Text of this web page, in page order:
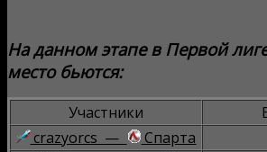
На данном этапе в Первой
место бьются:
Участники
crazyorcs —
Спарта